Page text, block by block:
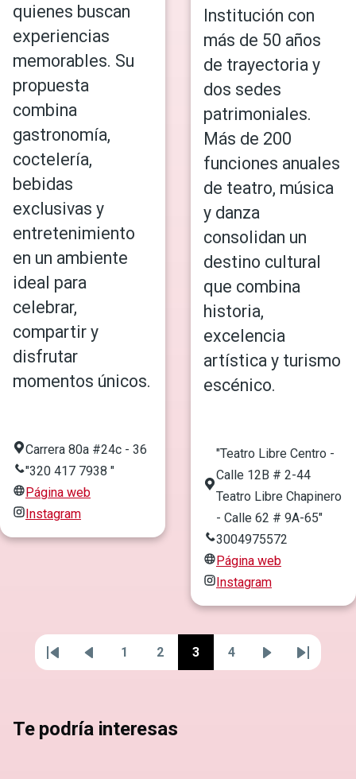
quienes buscan
experiencias
memorables. Su
propuesta
combina
gastronomía,
coctelería,
bebidas
exclusivas y
entretenimiento
en un ambiente
ideal para
celebrar,
compartir y
disfrutar
momentos únicos.
Carrera 80a #24c - 36
"320 417 7938 "
Página web
Instagram
Institución con
más de 50 años
de trayectoria y
dos sedes
patrimoniales.
Más de 200
funciones anuales
de teatro, música
y danza
consolidan un
destino cultural
que combina
historia,
excelencia
artística y turismo
escénico.
"Teatro Libre Centro -
Calle 12B # 2-44
Teatro Libre Chapinero
- Calle 62 # 9A-65"
3004975572
Página web
Instagram
PaginaciónPrimeraPágina
1 2 3
Página
4
SiguienteÚltima
Te podría interesas